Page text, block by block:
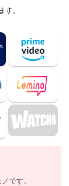
すめの関連作
や
まとめ
す。
です。